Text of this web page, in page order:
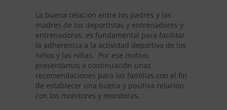
La buena relación entre los padres y las
madres de los deportistas y entrenadores y
entrenadoras, es fundamental para facilitar
la adherencia a la actividad deportiva de los
niños y las niñas. Por ese motivo,
presentamos a continuación unas
recomendaciones para las familias con el fin
de establecer una buena y positiva relación
con los monitores y monitoras.